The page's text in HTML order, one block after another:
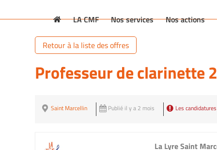
LA CMF Nos services Nos actions
Retour à la liste des offres
Professeur de clarinette
Saint Marcellin Publié il y a 2 mois Les
La Lyre Saint